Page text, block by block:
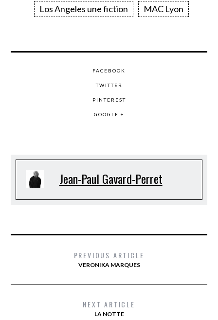
Los Angeles une fiction MAC Lyon
FACEBOOK
TWITTER
PINTEREST
GOOGLE +
Jean-Paul Gavard-Perret
PREVIOUS ARTICLE
VERONIKA MARQUES
NEXT ARTICLE
LA NOTTE